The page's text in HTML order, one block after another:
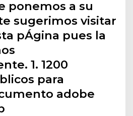
ponemos a su
sugerimos visitar
pÁgina pues la
1. 1200
para
adobe